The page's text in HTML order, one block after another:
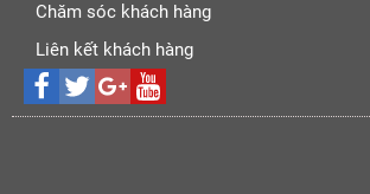
Chăm sóc khách hàng
Liên kết khách hàng